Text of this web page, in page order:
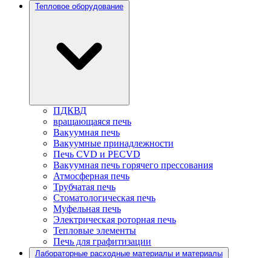
Тепловое оборудование
ПДКВД
вращающаяся печь
Вакуумная печь
Вакуумные принадлежности
Печь CVD и PECVD
Вакуумная печь горячего прессования
Атмосферная печь
Трубчатая печь
Стоматологическая печь
Муфельная печь
Электрическая роторная печь
Тепловые элементы
Печь для графитизации
Лабораторные расходные материалы и материалы